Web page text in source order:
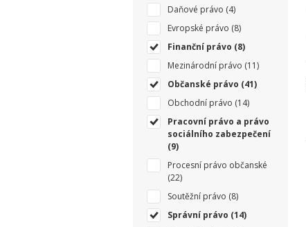
Daňové právo (4)
Evropské právo (8)
Finanční právo (8)
Mezinárodní právo (11)
Občanské právo (41)
Obchodní právo (14)
Pracovní právo a právo
sociálního zabezpečení
(9)
Procesní právo občanské
(22)
Soutěžní právo (8)
Správní právo (14)